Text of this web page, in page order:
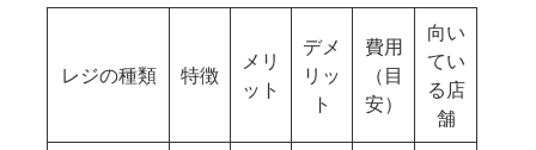
レジの種類 特徴
メリ
ット
デメ
リッ
ト
費用
（目
安）
向い
てい
る店
舗